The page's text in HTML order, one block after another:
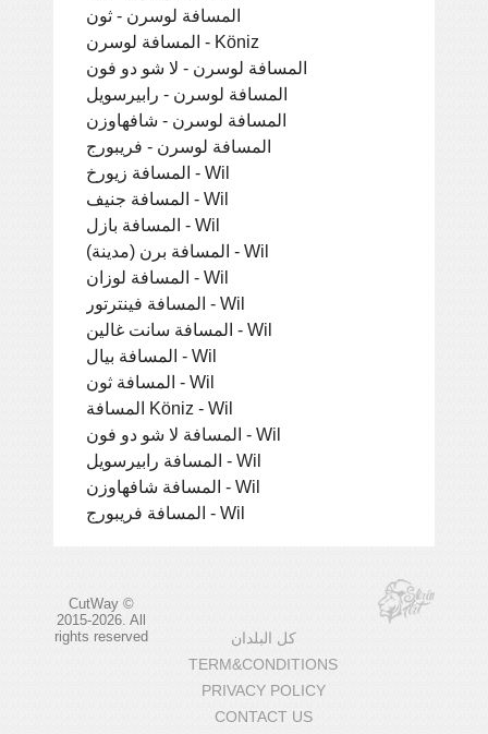
المسافة لوسرن - ثون
المسافة لوسرن - Köniz
المسافة لوسرن - لا شو دو فون
المسافة لوسرن - رابيرسويل
المسافة لوسرن - شافهاوزن
المسافة لوسرن - فريبورج
المسافة زيورخ - Wil
المسافة جنيف - Wil
المسافة بازل - Wil
المسافة برن (مدينة) - Wil
المسافة لوزان - Wil
المسافة فينترتور - Wil
المسافة سانت غالين - Wil
المسافة بيال - Wil
المسافة ثون - Wil
المسافة Köniz - Wil
المسافة لا شو دو فون - Wil
المسافة رابيرسويل - Wil
المسافة شافهاوزن - Wil
المسافة فريبورج - Wil
CutWay ©
2015-2026. All
rights reserved
كل البلدان
TERM&CONDITIONS
PRIVACY POLICY
CONTACT US